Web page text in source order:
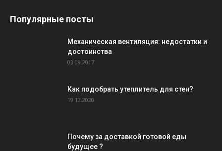
Популярные посты
Механическая вентиляция: недостатки и
достоинства
03.09.2017
Как подобрать утеплитель для стен?
19.12.2020
Почему за доставкой готовой еды
будущее ?